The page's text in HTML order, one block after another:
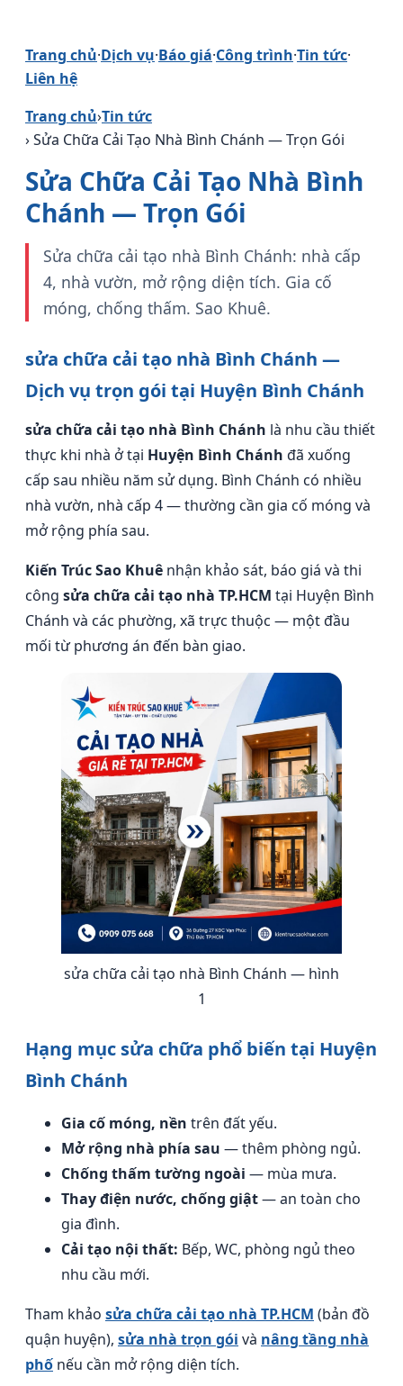
Trang chủ·Dịch vụ·Báo giá·Công trình·Tin tức·
Liên hệ
Trang chủ›Tin tức
› Sửa Chữa Cải Tạo Nhà Bình Chánh — Trọn Gói
Sửa Chữa Cải Tạo Nhà Bình
Chánh — Trọn Gói
Sửa chữa cải tạo nhà Bình Chánh: nhà cấp
4, nhà vườn, mở rộng diện tích. Gia cố
móng, chống thấm. Sao Khuê.
sửa chữa cải tạo nhà Bình Chánh —
Dịch vụ trọn gói tại Huyện Bình Chánh
sửa chữa cải tạo nhà Bình Chánh là nhu cầu thiết
thực khi nhà ở tại Huyện Bình Chánh đã xuống
cấp sau nhiều năm sử dụng. Bình Chánh có nhiều
nhà vườn, nhà cấp 4 — thường cần gia cố móng và
mở rộng phía sau.
Kiến Trúc Sao Khuê nhận khảo sát, báo giá và thi
công sửa chữa cải tạo nhà TP.HCM tại Huyện Bình
Chánh và các phường, xã trực thuộc — một đầu
mối từ phương án đến bàn giao.
sửa chữa cải tạo nhà Bình Chánh — hình
1
Hạng mục sửa chữa phổ biến tại Huyện
Bình Chánh
Gia cố móng, nền trên đất yếu.
Mở rộng nhà phía sau — thêm phòng ngủ.
Chống thấm tường ngoài — mùa mưa.
Thay điện nước, chống giật— an toàn cho
gia đình.
Cải tạo nội thất: Bếp, WC, phòng ngủ theo
nhu cầu mới.
Tham khảo sửa chữa cải tạo nhà TP.HCM (bản đồ
quận huyện), sửa nhà trọn gói và nâng tầng nhà
phố nếu cần mở rộng diện tích.